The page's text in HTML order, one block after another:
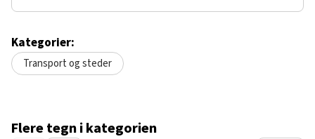
Kategorier:
Transport og steder
Flere tegn i kategorien